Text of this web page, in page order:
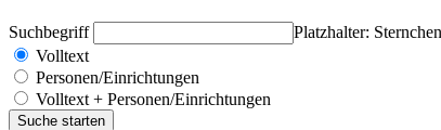
Suchbegriff
Platzhalter:
Volltext
Personen/Einrichtungen
Volltext + Personen/Einrichtungen